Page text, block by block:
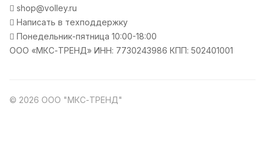
shop@volley.ru
Написать в техподдержку
Понедельник-пятница 10:00-18:00
ООО «МКС-ТРЕНД» ИНН: 7730243986 КПП: 502401001
© 2026 ООО "МКС-ТРЕНД"